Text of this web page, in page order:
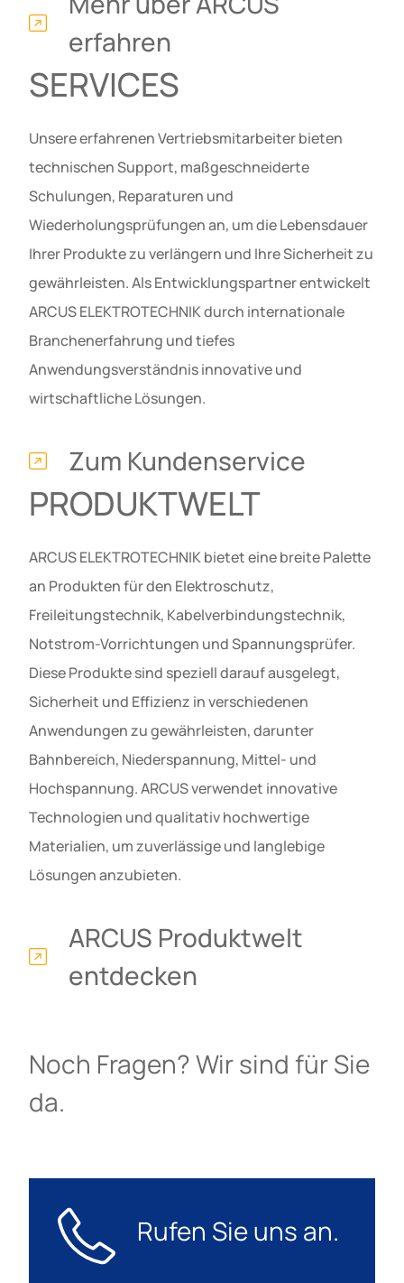
erfahren
SERVICES
Unsere erfahrenen Vertriebsmitarbeiter bieten
technischen Support, maßgeschneiderte
Schulungen, Reparaturen und
Wiederholungsprüfungen an, um die Lebensdauer
Ihrer Produkte zu verlängern und Ihre Sicherheit zu
gewährleisten. Als Entwicklungspartner entwickelt
ARCUS ELEKTROTECHNIK durch internationale
Branchenerfahrung und tiefes
Anwendungsverständnis innovative und
wirtschaftliche Lösungen.
Zum Kundenservice
PRODUKTWELT
ARCUS ELEKTROTECHNIK bietet eine breite Palette
an Produkten für den Elektroschutz,
Freileitungstechnik, Kabelverbindungstechnik,
Notstrom-Vorrichtungen und Spannungsprüfer.
Diese Produkte sind speziell darauf ausgelegt,
Sicherheit und Effizienz in verschiedenen
Anwendungen zu gewährleisten, darunter
Bahnbereich, Niederspannung, Mittel- und
Hochspannung. ARCUS verwendet innovative
Technologien und qualitativ hochwertige
Materialien, um zuverlässige und langlebige
Lösungen anzubieten.
ARCUS Produktwelt
entdecken
Noch Fragen? Wir sind für Sie
da.
Rufen Sie uns an.